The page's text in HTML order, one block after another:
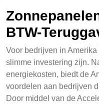
BTW-
Voor bedrijven in
slimme investering zijn.
energiekosten, biedt de
voordelen aan bedrijven
Door middel van de